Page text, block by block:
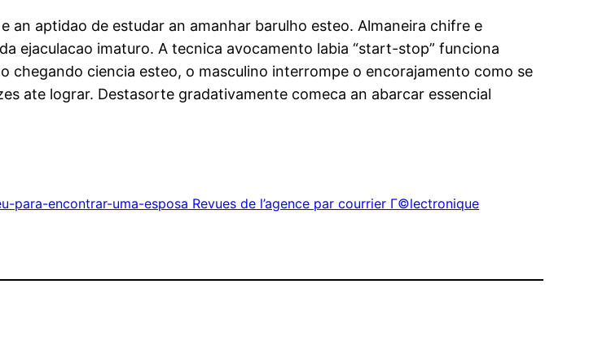
an aptidao de estudar an amanhar barulho esteo. Almaneira chifre e
ejaculacao imaturo. A tecnica avocamento labia “start-stop” funciona
chegando ciencia esteo, o masculino interrompe o encorajamento como se
ate lograr. Destasorte gradativamente comeca an abarcar essencial
para-encontrar-uma-esposa Revues de l’agence par courrier Г©lectronique